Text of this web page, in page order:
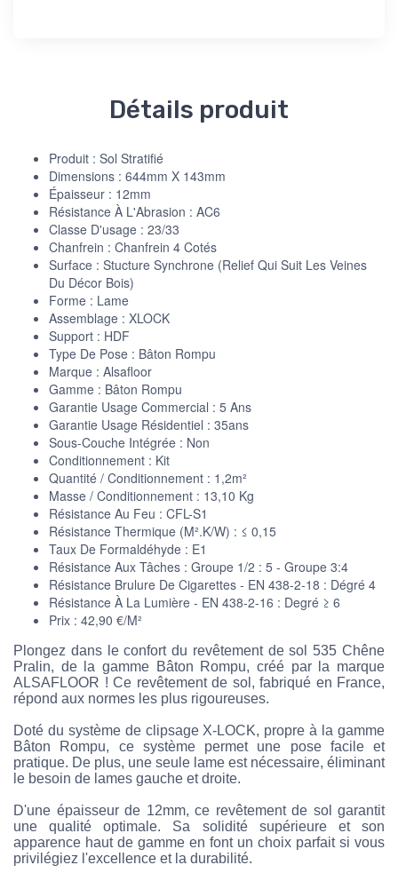
Détails produit
Produit : Sol Stratifié
Dimensions : 644mm X 143mm
Épaisseur : 12mm
Résistance À L'Abrasion : AC6
Classe D'usage : 23/33
Chanfrein : Chanfrein 4 Cotés
Surface : Stucture Synchrone (Relief Qui Suit Les Veines
Du Décor Bois)
Forme : Lame
Assemblage : XLOCK
Support : HDF
Type De Pose : Bâton Rompu
Marque : Alsafloor
Gamme : Bâton Rompu
Garantie Usage Commercial : 5 Ans
Garantie Usage Résidentiel : 35ans
Sous-Couche Intégrée : Non
Conditionnement : Kit
Quantité / Conditionnement : 1,2m²
Masse / Conditionnement : 13,10 Kg
Résistance Au Feu : CFL-S1
Résistance Thermique (M².K/W) : ≤ 0,15
Taux De Formaldéhyde : E1
Résistance Aux Tâches : Groupe 1/2 : 5 - Groupe 3:4
Résistance Brulure De Cigarettes - EN 438-2-18 : Dégré 4
Résistance À La Lumière - EN 438-2-16 : Degré ≥ 6
Prix : 42,90 €/M²
Plongez dans le confort du revêtement de sol 535 Chêne
Pralin, de la gamme Bâton Rompu, créé par la marque
ALSAFLOOR ! Ce revêtement de sol, fabriqué en France,
répond aux normes les plus rigoureuses.
Doté du système de clipsage X-LOCK, propre à la gamme
Bâton Rompu, ce système permet une pose facile et
pratique. De plus, une seule lame est nécessaire, éliminant
le besoin de lames gauche et droite.
D'une épaisseur de 12mm, ce revêtement de sol garantit
une qualité optimale. Sa solidité supérieure et son
apparence haut de gamme en font un choix parfait si vous
privilégiez l'excellence et la durabilité.